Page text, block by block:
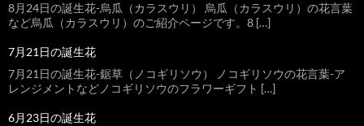
8月24日の誕生花-烏瓜（カラスウリ） 烏瓜（カラスウリ）の花言葉
など烏瓜（カラスウリ）のご紹介ページです。8 […]
7月21日の誕生花
7月21日の誕生花-鋸草（ノコギリソウ） ノコギリソウの花言葉-ア
レンジメントなどノコギリソウのフラワーギフト […]
6月23日の誕生花